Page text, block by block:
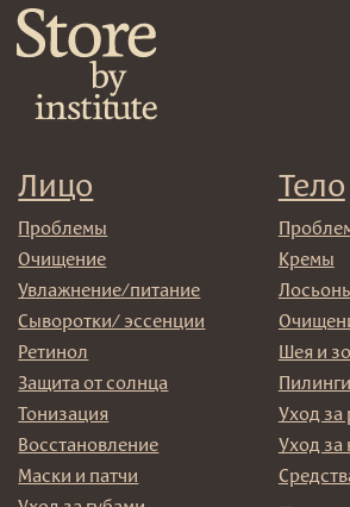
Клиентам
Система лояльности
Согласие на обработку
персональных данных
Политика
конфиденциальности
Договор оферта
Подписаться
E-mail
→
Отправляя адрес электронной почты вы соглашаетесь
с политикой в отношении обработки персональных
данных
Спреи
Средства для укладки